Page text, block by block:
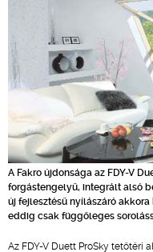
A Fakro újdonsága az FDY-V
forgástengelyű, integrált alsó
új fejlesztésű nyílászáró
eddig csak függőleges
Az FDY-V Duett ProSky tetőtéri